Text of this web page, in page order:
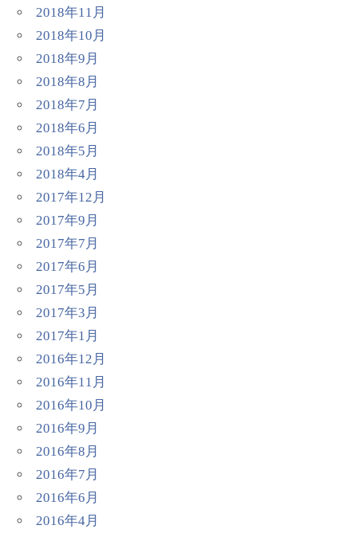
2018年11月
2018年10月
2018年9月
2018年8月
2018年7月
2018年6月
2018年5月
2018年4月
2017年12月
2017年9月
2017年7月
2017年6月
2017年5月
2017年3月
2017年1月
2016年12月
2016年11月
2016年10月
2016年9月
2016年8月
2016年7月
2016年6月
2016年4月